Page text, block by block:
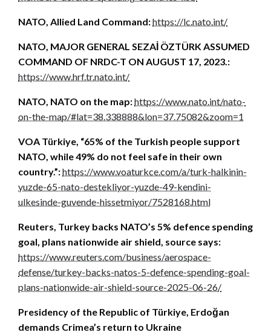
NATO, Allied Land Command:https://lc.nato.int/
NATO, MAJOR GENERAL SEZAİ ÖZTÜRK ASSUMED
COMMAND OF NRDC-T ON AUGUST 17, 2023.:
https://www.hrf.tr.nato.int/
NATO, NATO on the map:https://www.nato.int/nato-
on-the-map/#lat=38.338888&lon=37.75082&zoom=1
VOA Türkiye, “65% of the Turkish people support
NATO, while 49% do not feel safe in their own
country.”:https://www.voaturkce.com/a/turk-halkinin-
yuzde-65-nato-destekliyor-yuzde-49-kendini-
ulkesinde-guvende-hissetmiyor/7528168.html
Reuters, Turkey backs NATO’s 5% defence spending
goal, plans nationwide air shield, source says:
https://www.reuters.com/business/aerospace-
defense/turkey-backs-natos-5-defence-spending-goal-
plans-nationwide-air-shield-source-2025-06-26/
Presidency of the Republic of Türkiye, Erdoğan
demands Crimea’s return to Ukraine